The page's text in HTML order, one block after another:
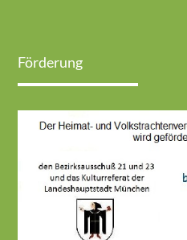
Förderung